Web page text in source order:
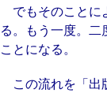
でもそのことに
る。もう一度。二
ことになる。
この流れを「出